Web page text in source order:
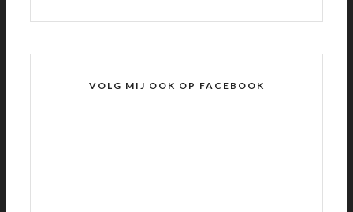
VOLG MIJ OOK OP FACEBOOK